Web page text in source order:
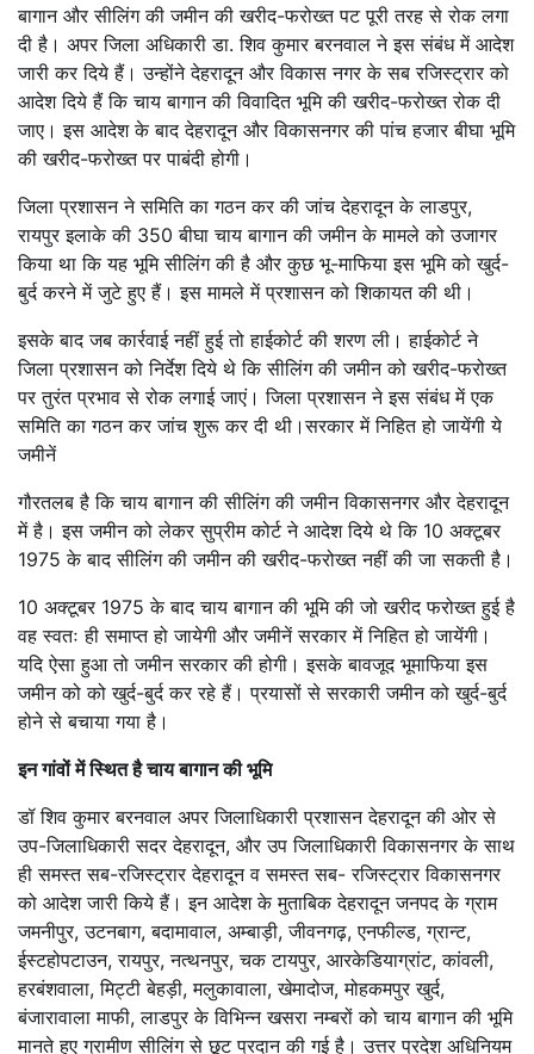
बागान और सीलिंग की जमीन की खरीद-फरोख्त पट पूरी तरह से रोक लगा
दी है। अपर जिला अधिकारी डा. शिव कुमार बरनवाल ने इस संबंध में आदेश
जारी कर दिये हैं। उन्होंने देहरादून और विकास नगर के सब रजिस्ट्रार को
आदेश दिये हैं कि चाय बागान की विवादित भूमि की खरीद-फरोख्त रोक दी
जाए। इस आदेश के बाद देहरादून और विकासनगर की पांच हजार बीघा भूमि
की खरीद-फरोख्त पर पाबंदी होगी।
जिला प्रशासन ने समिति का गठन कर की जांच देहरादून के लाडपुर,
रायपुर इलाके की 350 बीघा चाय बागान की जमीन के मामले को उजागर
किया था कि यह भूमि सीलिंग की है और कुछ भू-माफिया इस भूमि को खुर्द-
बुर्द करने में जुटे हुए हैं। इस मामले में प्रशासन को शिकायत की थी।
इसके बाद जब कार्रवाई नहीं हुई तो हाईकोर्ट की शरण ली। हाईकोर्ट ने
जिला प्रशासन को निर्देश दिये थे कि सीलिंग की जमीन को खरीद-फरोख्त
पर तुरंत प्रभाव से रोक लगाई जाएं। जिला प्रशासन ने इस संबंध में एक
समिति का गठन कर जांच शुरू कर दी थी।सरकार में निहित हो जायेंगी ये
जमीनें
गौरतलब है कि चाय बागान की सीलिंग की जमीन विकासनगर और देहरादून
में है। इस जमीन को लेकर सुप्रीम कोर्ट ने आदेश दिये थे कि 10 अक्टूबर
1975 के बाद सीलिंग की जमीन की खरीद-फरोख्त नहीं की जा सकती है।
10 अक्टूबर 1975 के बाद चाय बागान की भूमि की जो खरीद फरोख्त हुई है
वह स्वतः ही समाप्त हो जायेगी और जमीनें सरकार में निहित हो जायेंगी।
यदि ऐसा हुआ तो जमीन सरकार की होगी। इसके बावजूद भूमाफिया इस
जमीन को को खुर्द-बुर्द कर रहे हैं। प्रयासों से सरकारी जमीन को खुर्द-बुर्द
होने से बचाया गया है।
इन गांवों में स्थित है चाय बागान की भूमि
डॉ शिव कुमार बरनवाल अपर जिलाधिकारी प्रशासन देहरादून की ओर से
उप-जिलाधिकारी सदर देहरादून, और उप जिलाधिकारी विकासनगर के साथ
ही समस्त सब-रजिस्ट्रार देहरादून व समस्त सब- रजिस्ट्रार विकासनगर
को आदेश जारी किये हैं। इन आदेश के मुताबिक देहरादून जनपद के ग्राम
जमनीपुर, उटनबाग, बदामावाल, अम्बाड़ी, जीवनगढ़, एनफील्ड, ग्रान्ट,
ईस्टहोपटाउन, रायपुर, नत्थनपुर, चक टायपुर, आरकेडियाग्रांट, कांवली,
हरबंशवाला, मिट्टी बेहड़ी, मलुकावाला, खेमादोज, मोहकमपुर खुर्द,
बंजारावाला माफी, लाडपुर के विभिन्न खसरा नम्बरों को चाय बागान की भूमि
मानते हुए ग्रामीण सीलिंग से छूट प्रदान की गई है। उत्तर प्रदेश अधिनियम